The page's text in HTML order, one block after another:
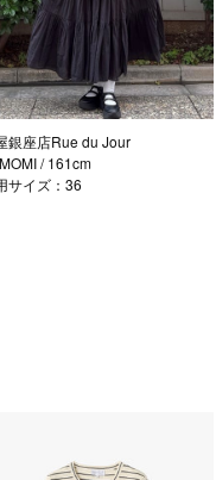
銀座店Rue du Jour
/ 161cm
サイズ：36